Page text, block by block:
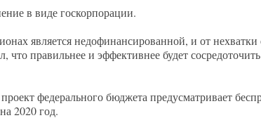
в виде госкорпорации.
является недофинансированной, и от нехватки
правильнее и эффективнее будет
федерального бюджета предусматривает
2020 год.